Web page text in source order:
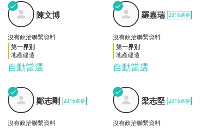
陳文
博
✓
自動當選
陳文博
沒有政治聯繫資料
第一界別
地產建造
羅嘉
瑞
✓
自動當選
羅嘉瑞 2016選委
沒有政治聯繫資料
第一界別
地產建造
鄭志
剛
✓
鄭志剛 2016選委
沒有政治聯繫資料
梁志
堅
✓
梁志堅 2016選委
沒有政治聯繫資料